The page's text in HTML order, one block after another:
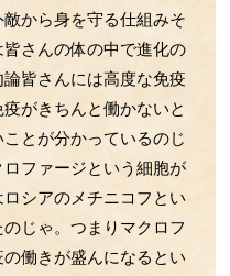
話
話
技
から身を守る仕組みそ
さんの体の中で進化の
皆さんには高度な免疫
がきちんと働かないと
とが分かっているのじ
ファージという細胞が
シアのメチニコフとい
じゃ。つまりマクロフ
働きが盛んになるとい